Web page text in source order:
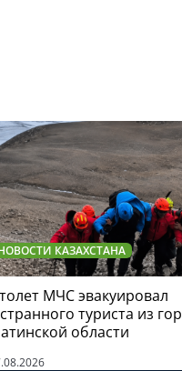
КАЗАХСТАНА
МЧС эвакуировал
туриста из гор
области